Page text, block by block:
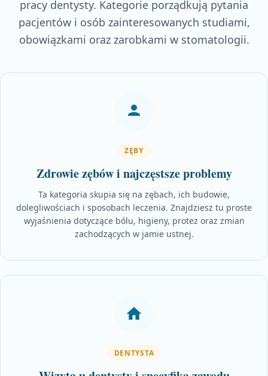
pracy dentysty. Kategorie porządkują pytania
pacjentów i osób zainteresowanych studiami,
obowiązkami oraz zarobkami w stomatologii.
ZĘBY
Zdrowie zębów i najczęstsze problemy
Ta kategoria skupia się na zębach, ich budowie,
dolegliwościach i sposobach leczenia. Znajdziesz tu proste
wyjaśnienia dotyczące bólu, higieny, protez oraz zmian
zachodzących w jamie ustnej.
DENTYSTA